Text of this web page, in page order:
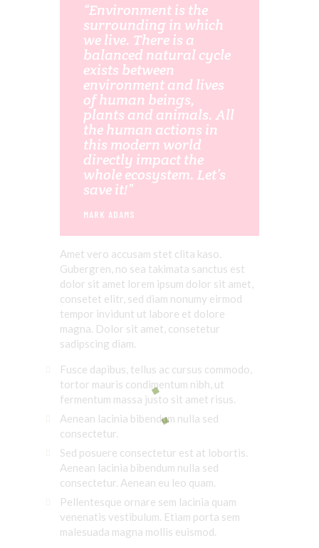
“Environment is the
surrounding in which
we live. There is a
balanced natural cycle
exists between
environment and lives
of human beings,
plants and animals. All
the human actions in
this modern world
directly impact the
whole ecosystem. Let’s
save it!”
MARK ADAMS
Amet vero accusam stet clita kaso.
Gubergren, no sea takimata sanctus est
dolor sit amet lorem ipsum dolor sit amet
consetet elitr , sed diam nonumy eirmod
tempor invidunt ut labore et dolore
magna. Dolor sit amet consetetur
sadipscing diam.
Fusce dapibus, tellus ac cursus commodo,
tortor mauris condimentum nibh, ut
fermentum massa justo sit amet risus.
Aenean lacinia bibendum nulla sed
consectetur.
Sed posuere consectetur est at lobortis.
Aenean lacinia bibendum nulla sed
consectetur. Aenean eu leo quam.
Pellentesque ornare sem lacinia quam
venenatis vestibulum. Etiam porta sem
malesuada magna mollis euismod.